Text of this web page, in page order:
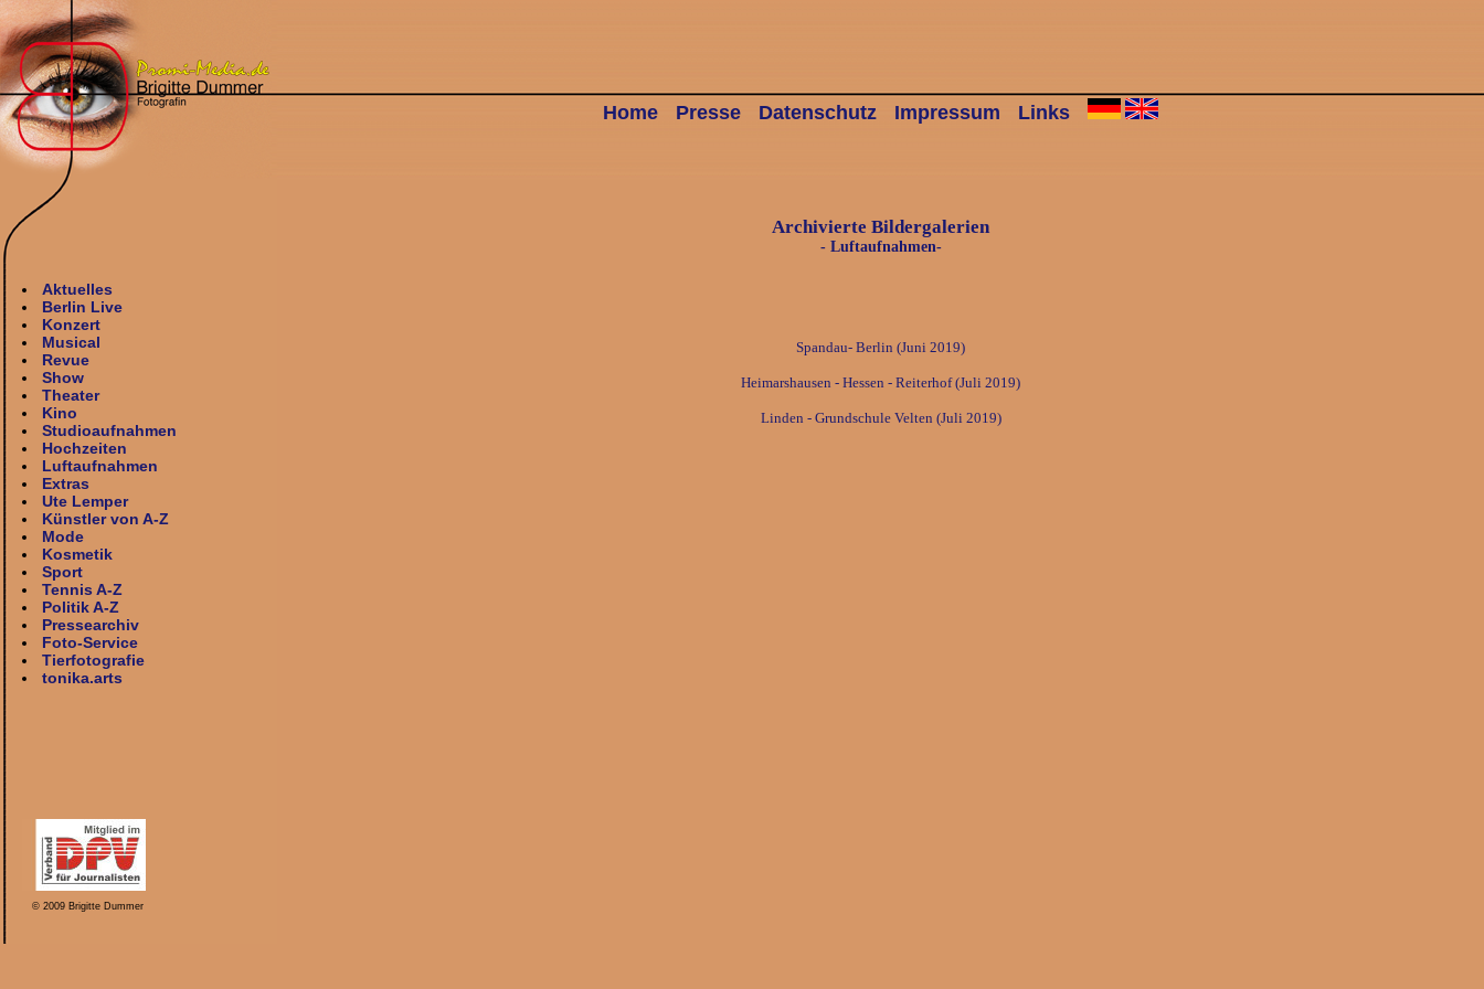
Home Presse Datenschutz Impressum Links
Aktuelles
Berlin Live
Konzert
Musical
Revue
Show
Theater
Kino
Studioaufnahmen
Hochzeiten
Luftaufnahmen
Extras
Ute Lemper
Künstler von A-Z
Mode
Kosmetik
Sport
Tennis A-Z
Politik A-Z
Pressearchiv
Foto-Service
Tierfotografie
tonika.arts
© 2009 Brigitte Dummer
Archivierte Bildergalerien
- Luftaufnahmen-
Spandau- Berlin (Juni 2019)
Heimarshausen - Hessen - Reiterhof (Juli 2019)
Linden - Grundschule Velten (Juli 2019)